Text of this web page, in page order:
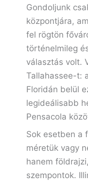
Gondoljunk
központjára,
fel rögtön
történelmileg
választás volt.
Tallahassee-t:
Floridán belül
legideálisabb
Pensacola
Sok esetben a
méretük vagy
hanem
szempontok.